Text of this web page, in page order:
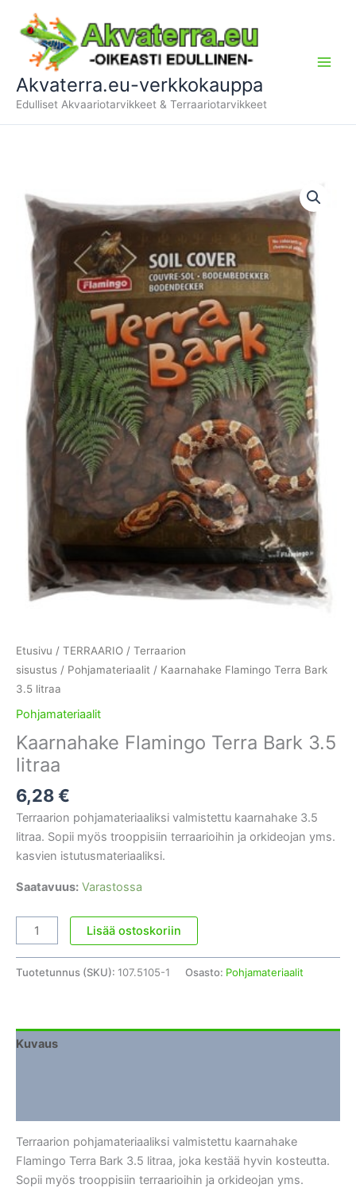
sisältöön
Akvaterra.eu-verkkokauppa
Edulliset Akvaariotarvikkeet & Terraariotarvikkeet
Etusivu / TERRAARIO / Terraarion
sisustus / Pohjamateriaalit / Kaarnahake Flamingo Terra Bark
3.5 litraa
Pohjamateriaalit
Kaarnahake Flamingo Terra Bark 3.5
litraa
6,28€
Terraarion pohjamateriaaliksi valmistettu kaarnahake 3.5
litraa. Sopii myös trooppisiin terraarioihin ja orkideojan yms.
kasvien istutusmateriaaliksi.
Saatavuus: Varastossa
Kaarnahake
Flamingo
määrä
Lisää ostoskoriin
Tuotetunnus (SKU): 107.5105-1 Osasto: Pohjamateriaalit
Kuvaus
Terraarion pohjamateriaaliksi valmistettu kaarnahake
Flamingo Terra Bark 3.5 litraa, joka kestää hyvin kosteutta.
Sopii myös trooppisiin terraarioihin ja orkideojan yms.